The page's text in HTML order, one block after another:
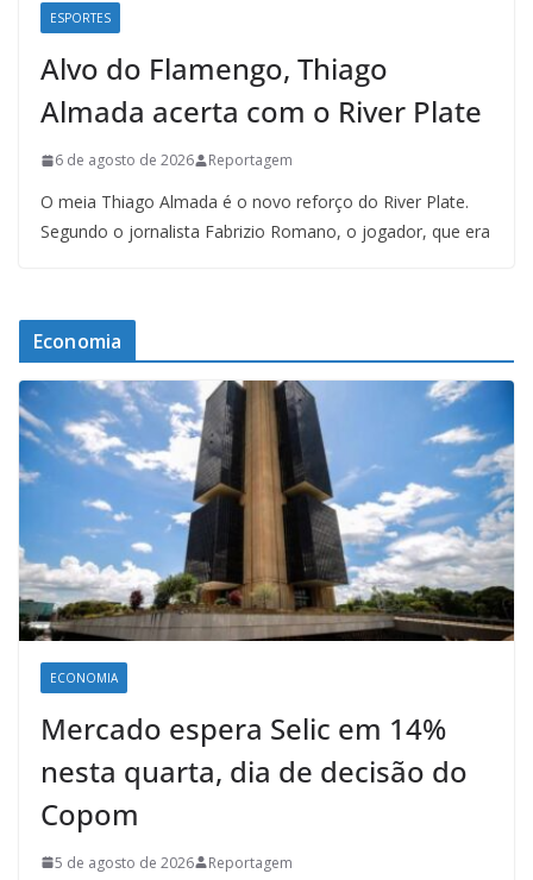
ESPORTES
Alvo do Flamengo, Thiago
Almada acerta com o River Plate
6 de agosto de 2026 Reportagem
O meia Thiago Almada é o novo reforço do River Plate.
Segundo o jornalista Fabrizio Romano, o jogador, que era
Economia
ECONOMIA
Mercado espera Selic em 14%
nesta quarta, dia de decisão do
Copom
5 de agosto de 2026 Reportagem